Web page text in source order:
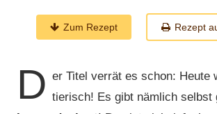
Zum Rezept Rezept
D er Titel verrät es schon: Heute
tierisch! Es gibt nämlich selbst